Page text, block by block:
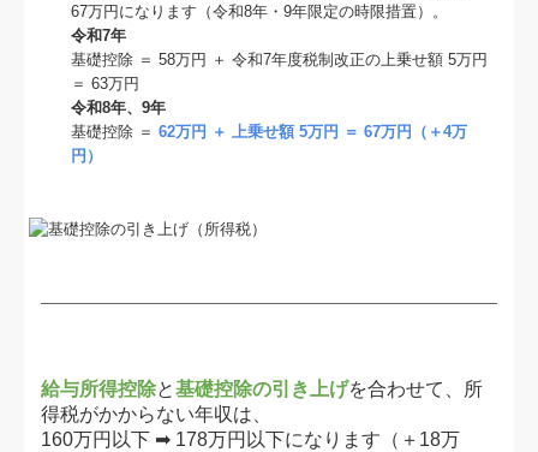
67万円になります（令和8年・9年限定の時限措置）。
令和7年
基礎控除 ＝ 58万円 ＋ 令和7年度税制改正の上乗せ額 5万円
＝ 63万円
令和8年、9年
基礎控除 ＝62万円 ＋ 上乗せ額 5万円 ＝ 67万円（＋4万
円）
給与所得控除と基礎控除の引き上げを合わせて、所
得税がかからない年収は、
160万円以下 ➡ 178万円以下になります（＋18万